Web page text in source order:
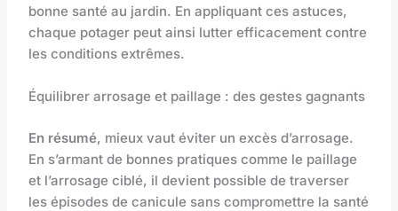
bonne santé au jardin. En appliquant ces astuces,
chaque potager peut ainsi lutter efficacement contre
les conditions extrêmes.
Équilibrer arrosage et paillage : des gestes gagnants
En résumé, mieux vaut éviter un excès d’arrosage.
En s’armant de bonnes pratiques comme le paillage
et l’arrosage ciblé, il devient possible de traverser
les épisodes de canicule sans compromettre la santé